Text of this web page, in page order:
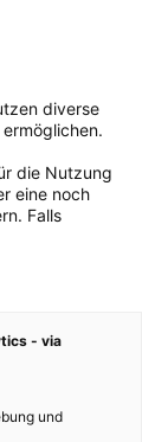
diverse
die Nutzung
eine noch
Falls
- via
und